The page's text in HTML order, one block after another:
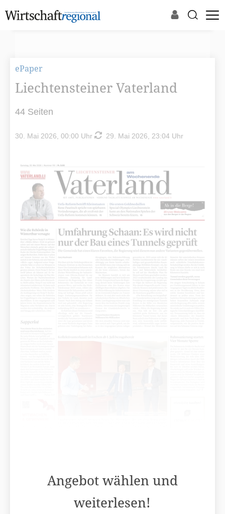
ePaper
Liechtensteiner Vaterland
44 Seiten
30. Mai 2026, 00:00 Uhr 29. Mai 2026, 23:04 Uhr
Angebot wählen und
weiterlesen!